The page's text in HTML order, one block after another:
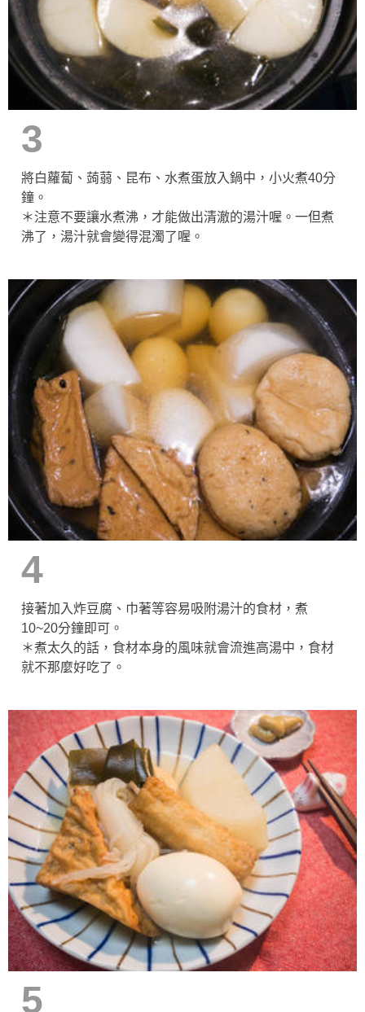
3
將白蘿蔔、蒟蒻、昆布、水煮蛋放入鍋中，小火煮40分
鐘。
＊注意不要讓水煮沸，才能做出清澈的湯汁喔。一但煮
沸了，湯汁就會變得混濁了喔。
4
接著加入炸豆腐、巾著等容易吸附湯汁的食材，煮
10~20分鐘即可。
＊煮太久的話，食材本身的風味就會流進高湯中，食材
就不那麼好吃了。
5